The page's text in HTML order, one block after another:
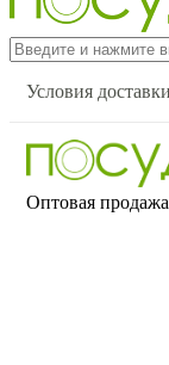
Условия доставки
Оптовая